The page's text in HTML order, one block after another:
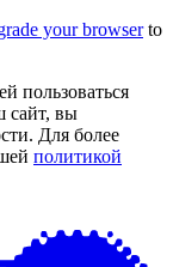
your browserto
пользоваться
сайт, вы
Для более
политикой